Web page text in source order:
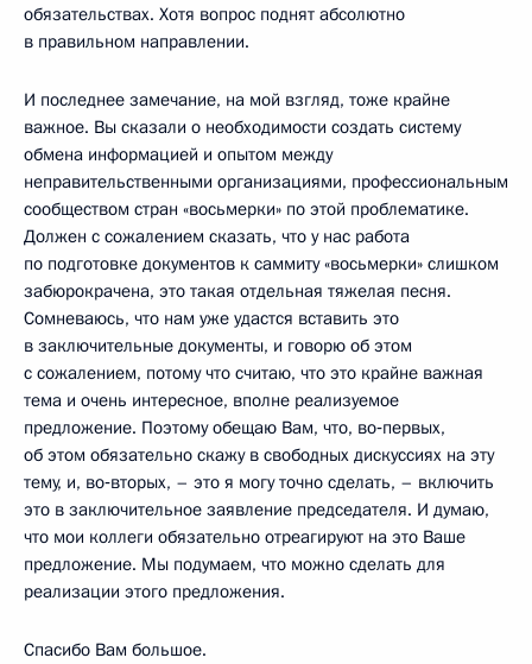
обязательствах. Хотя вопрос поднят абсолютно
в правильном направлении.
И последнее замечание, на мой взгляд, тоже крайне
важное. Вы сказали о необходимости создать систему
обмена информацией и опытом между
неправительственными организациями, профессиональным
сообществом стран «восьмерки» по этой проблематике.
Должен с сожалением сказать, что у нас работа
по подготовке документов к саммиту «восьмерки» слишком
забюрокрачена, это такая отдельная тяжелая песня.
Сомневаюсь, что нам уже удастся вставить это
в заключительные документы, и говорю об этом
с сожалением, потому что считаю, что это крайне важная
тема и очень интересное, вполне реализуемое
предложение. Поэтому обещаю Вам, что, во‑первых,
об этом обязательно скажу в свободных дискуссиях на эту
тему, и, во‑вторых, – это я могу точно сделать, – включить
это в заключительное заявление председателя. И думаю,
что мои коллеги обязательно отреагируют на это Ваше
предложение. Мы подумаем, что можно сделать для
реализации этого предложения.
Спасибо Вам большое.